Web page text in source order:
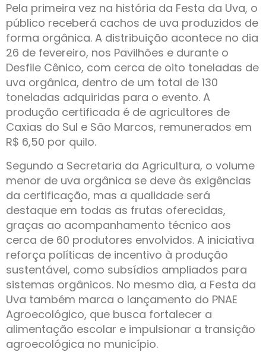
Pela primeira vez na história da Festa da Uva, o
público receberá cachos de uva produzidos de
forma orgânica. A distribuição acontece no dia
26 de fevereiro, nos Pavilhões e durante o
Desfile Cênico, com cerca de oito toneladas de
uva orgânica, dentro de um total de 130
toneladas adquiridas para o evento. A
produção certificada é de agricultores de
Caxias do Sul e São Marcos, remunerados em
R$ 6,50 por quilo.
Segundo a Secretaria da Agricultura, o volume
menor de uva orgânica se deve às exigências
da certificação, mas a qualidade será
destaque em todas as frutas oferecidas,
graças ao acompanhamento técnico aos
cerca de 60 produtores envolvidos. A iniciativa
reforça políticas de incentivo à produção
sustentável, como subsídios ampliados para
sistemas orgânicos. No mesmo dia, a Festa da
Uva também marca o lançamento do PNAE
Agroecológico, que busca fortalecer a
alimentação escolar e impulsionar a transição
agroecológica no município.